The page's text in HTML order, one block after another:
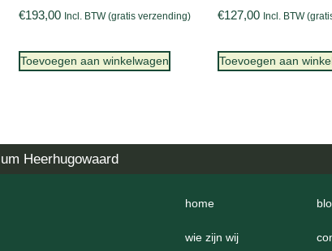
€193,00 Incl. BTW (gratis verzending)
Toevoegen aan winkelwagen
€127,00 Incl. BTW
Toevoegen aan
Heerhugowaard
home
wie zijn wij